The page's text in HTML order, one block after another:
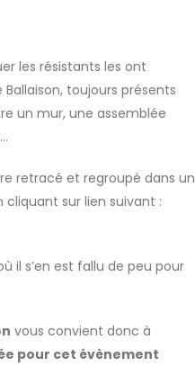
les résistants les ont
toujours présents
un mur, une assemblée
retracé et regroupé dans un
sur lien suivant :
il s’en est fallu de peu pour
vous convient donc à
pour cet évènement